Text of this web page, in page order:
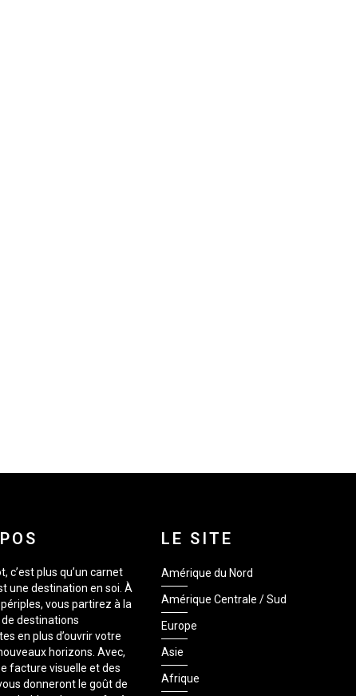
c’est plus qu’un carnet
une destination en soi. À
vous partirez à la
destinations
en plus d’ouvrir votre
horizons. Avec,
facture visuelle et des
donneront le goût de
LE SITE
Amérique du Nord
Amérique Centrale / Sud
Europe
Asie
Afrique